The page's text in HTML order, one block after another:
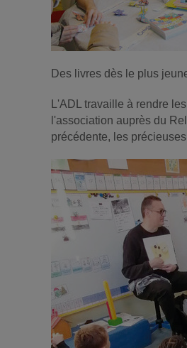
Des livres dès le plus
L'ADL travaille à rendre
l'association auprès du
précédente, les